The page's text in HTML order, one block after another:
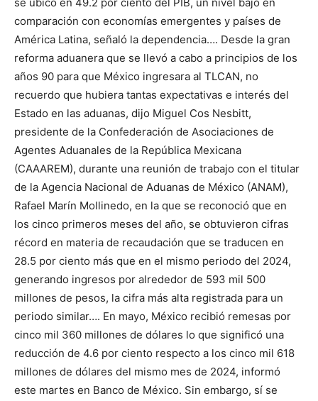
se ubicó en 49.2 por ciento del PIB, un nivel bajo en
comparación con economías emergentes y países de
América Latina, señaló la dependencia…. Desde la gran
reforma aduanera que se llevó a cabo a principios de los
años 90 para que México ingresara al TLCAN, no
recuerdo que hubiera tantas expectativas e interés del
Estado en las aduanas, dijo Miguel Cos Nesbitt,
presidente de la Confederación de Asociaciones de
Agentes Aduanales de la República Mexicana
(CAAAREM), durante una reunión de trabajo con el titular
de la Agencia Nacional de Aduanas de México (ANAM),
Rafael Marín Mollinedo, en la que se reconoció que en
los cinco primeros meses del año, se obtuvieron cifras
récord en materia de recaudación que se traducen en
28.5 por ciento más que en el mismo periodo del 2024,
generando ingresos por alrededor de 593 mil 500
millones de pesos, la cifra más alta registrada para un
periodo similar…. En mayo, México recibió remesas por
cinco mil 360 millones de dólares lo que significó una
reducción de 4.6 por ciento respecto a los cinco mil 618
millones de dólares del mismo mes de 2024, informó
este martes en Banco de México. Sin embargo, sí se